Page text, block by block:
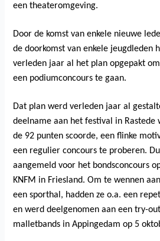
een theateromgeving.
Door de komst van enkele nieuwe
de doorkomst van enkele jeugdleden
verleden jaar al het plan opgepakt
een podiumconcours te gaan.
Dat plan werd verleden jaar al
deelname aan het festival in Rastede
de 92 punten scoorde, een flinke
een regulier concours te proberen.
aangemeld voor het bondsconcours
KNFM in Friesland. Om te wennen
een sporthal, hadden ze o.a. een
en werd deelgenomen aan een try-
malletbands in Appingedam op 5